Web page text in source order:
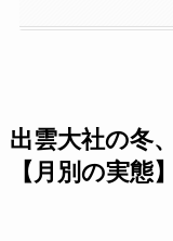
出雲大社の冬
【月別の実態】